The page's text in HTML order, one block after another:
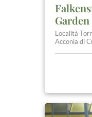
Località
Acconia di